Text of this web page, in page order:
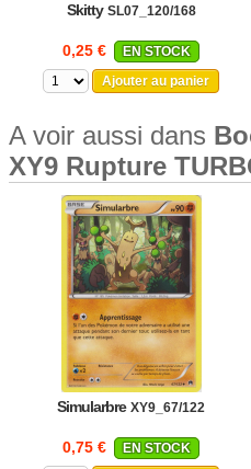
Skitty SL07_120/168
0,25 €
EN STOCK
Ajouter au panier
A voir aussi dans
XY9 Rupture
Simularbre XY9_67/122
0,75 €
EN STOCK